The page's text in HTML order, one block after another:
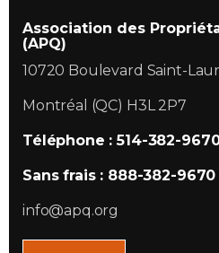
Association des
(APQ)
10720 Boulevard Saint-
Montréal (QC) H3L 2P7
Téléphone : 514-382-
Sans frais : 888-382-9670
info@apq.org